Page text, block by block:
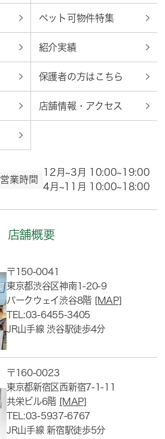
ペット可物件特集
紹介実績
保護者の方はこちら
店舗情報・アクセス
営業時間
12月~3月 10:00~19:00
4月~11月 10:00~18:00
店舗概要
〒150-0041
東京都渋谷区神南1-20-9
パークウェイ渋谷8階 [MAP]
TEL:03-6455-3405
JR山手線 渋谷駅徒歩4分
〒160-0023
東京都新宿区西新宿7-1-11
共栄ビル6階 [MAP]
TEL:03-5937-6767
JR山手線 新宿駅徒歩5分